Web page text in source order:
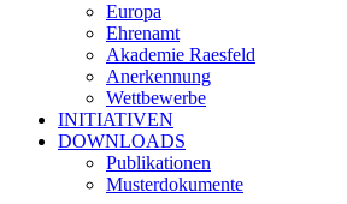
Europa
Ehrenamt
Akademie Raesfeld
Anerkennung
Wettbewerbe
INITIATIVEN
DOWNLOADS
Publikationen
Musterdokumente